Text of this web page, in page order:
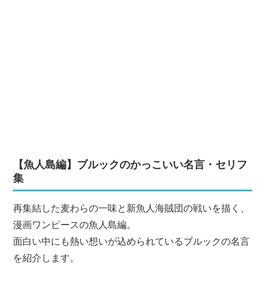
【魚人島編】ブルックのかっこいい名言・セリフ
集
再集結した麦わらの一味と新魚人海賊団の戦いを描く、
漫画ワンピースの魚人島編。
面白い中にも熱い想いが込められているブルックの名言
を紹介します。